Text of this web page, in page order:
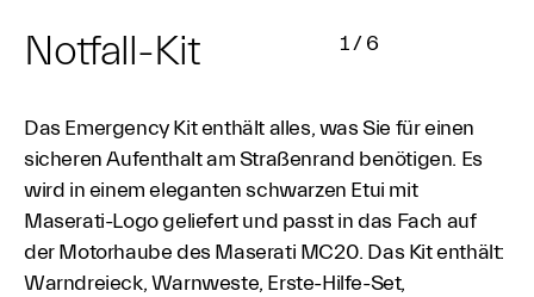
Notfall-Kit 1/6
Das Emergency Kit enthält alles, was Sie für einen
sicheren Aufenthalt am Straßenrand benötigen. Es
wird in einem eleganten schwarzen Etui mit
Maserati-Logo geliefert und passt in das Fach auf
der Motorhaube des Maserati MC20. Das Kit enthält:
Warndreieck, Warnweste, Erste-Hilfe-Set,